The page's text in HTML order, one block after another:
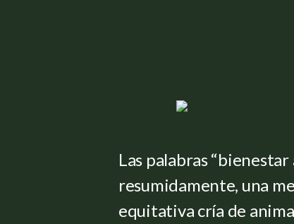
Las palabras
resumidamente, una
equitativa cría de